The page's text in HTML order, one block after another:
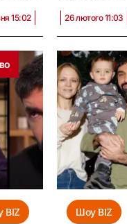
15:02 26 лютого 11:03
BIZ Шоу BIZ